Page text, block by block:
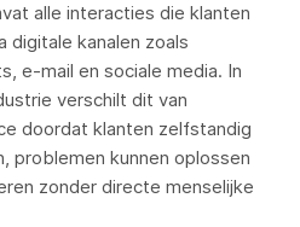
alle interacties die klanten
kanalen zoals
e-mail en sociale media. In
verschilt dit van
doordat klanten zelfstandig
problemen kunnen oplossen
zonder directe menselijke